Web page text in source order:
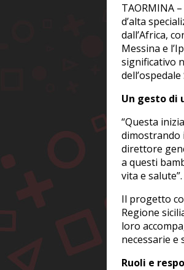
TAORMINA
d’alta
dall’Africa,
Messina e
significativo
Un gesto di
“Questa
dimostrando
direttore
a questi
vita e salute”.
Il progetto
Regione
loro
necessarie
Ruoli e